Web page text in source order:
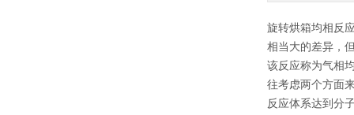
旋转烘箱均相反
相当大的差异，
该反应称为气相
往考虑两个方面
反应体系达到分